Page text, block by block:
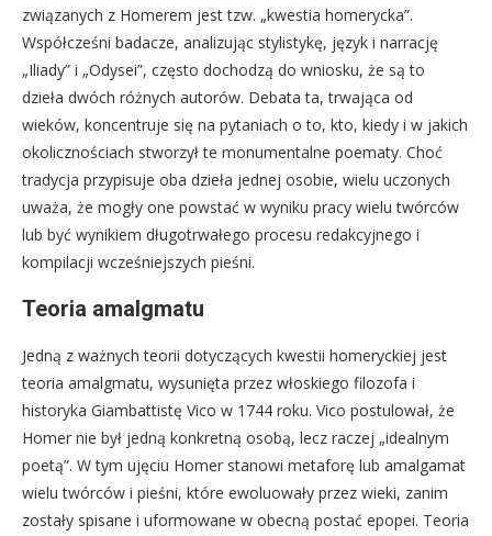
związanych z Homerem jest tzw. „kwestia homerycka”.
Współcześni badacze, analizując stylistykę, język i narrację
„Iliady” i „Odysei”, często dochodzą do wniosku, że są to
dzieła dwóch różnych autorów. Debata ta, trwająca od
wieków, koncentruje się na pytaniach o to, kto, kiedy i w jakich
okolicznościach stworzył te monumentalne poematy. Choć
tradycja przypisuje oba dzieła jednej osobie, wielu uczonych
uważa, że mogły one powstać w wyniku pracy wielu twórców
lub być wynikiem długotrwałego procesu redakcyjnego i
kompilacji wcześniejszych pieśni.
Teoria amalgmatu
Jedną z ważnych teorii dotyczących kwestii homeryckiej jest
teoria amalgmatu, wysunięta przez włoskiego filozofa i
historyka Giambattistę Vico w 1744 roku. Vico postulował, że
Homer nie był jedną konkretną osobą, lecz raczej „idealnym
poetą”. W tym ujęciu Homer stanowi metaforę lub amalgamat
wielu twórców i pieśni, które ewoluowały przez wieki, zanim
zostały spisane i uformowane w obecną postać epopei. Teoria